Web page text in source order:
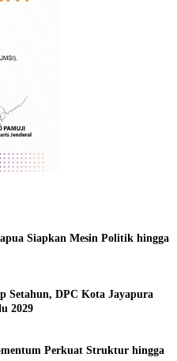
Siapkan Mesin Politik hingga
Setahun, DPC Kota Jayapura
2029
Perkuat Struktur hingga